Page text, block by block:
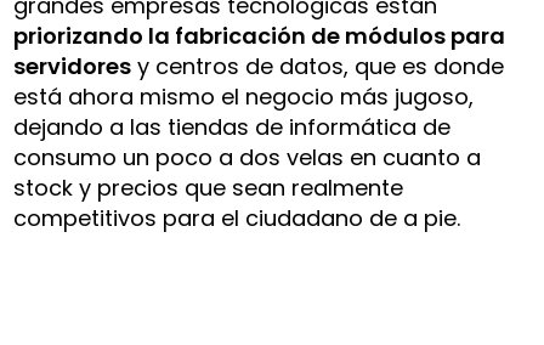
priorizando la fabricación de módulos para
servidores y centros de datos, que es donde
está ahora mismo el negocio más jugoso,
dejando a las tiendas de informática de
consumo un poco a dos velas en cuanto a
stock y precios que sean realmente
competitivos para el ciudadano de a pie.